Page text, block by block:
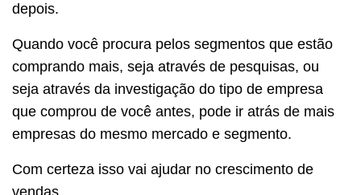
depois.
Quando você procura pelos segmentos que estão
comprando mais, seja através de pesquisas, ou
seja através da investigação do tipo de empresa
que comprou de você antes, pode ir atrás de mais
empresas do mesmo mercado e segmento.
Com certeza isso vai ajudar no crescimento de